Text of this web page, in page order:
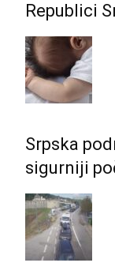
Republici
Srpska
sigurniji